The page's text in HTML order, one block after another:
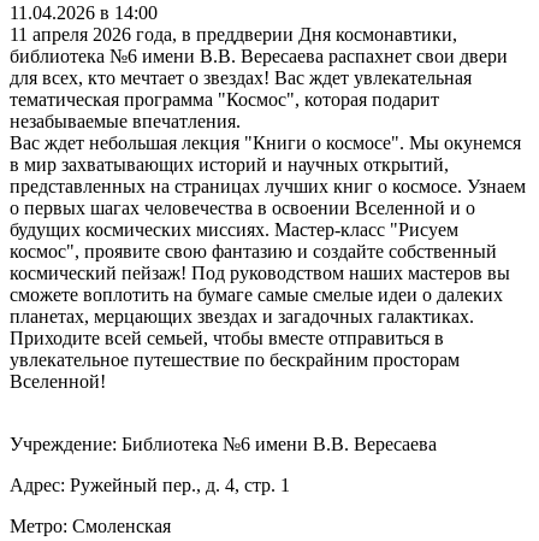
11.04.2026 в 14:00
11 апреля 2026 года, в преддверии Дня космонавтики,
библиотека №6 имени В.В. Вересаева распахнет свои двери
для всех, кто мечтает о звездах! Вас ждет увлекательная
тематическая программа "Космос", которая подарит
незабываемые впечатления.
Вас ждет небольшая лекция "Книги о космосе". Мы окунемся
в мир захватывающих историй и научных открытий,
представленных на страницах лучших книг о космосе. Узнаем
о первых шагах человечества в освоении Вселенной и о
будущих космических миссиях. Мастер-класс "Рисуем
космос", проявите свою фантазию и создайте собственный
космический пейзаж! Под руководством наших мастеров вы
сможете воплотить на бумаге самые смелые идеи о далеких
планетах, мерцающих звездах и загадочных галактиках.
Приходите всей семьей, чтобы вместе отправиться в
увлекательное путешествие по бескрайним просторам
Вселенной!
Учреждение: Библиотека №6 имени В.В. Вересаева
Адрес: Ружейный пер., д. 4, стр. 1
Метро: Смоленская